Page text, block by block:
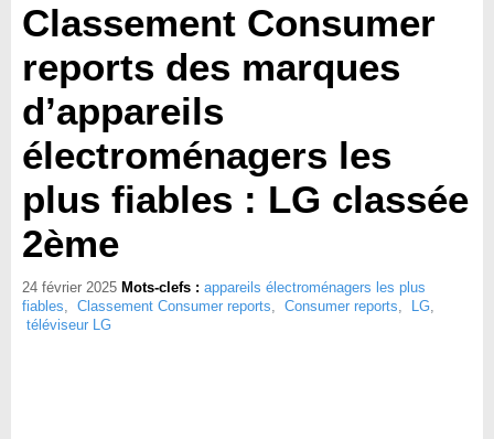
Classement Consumer
reports des marques
d’appareils
électroménagers les
plus fiables : LG classée
2ème
24 février 2025 Mots-clefs : appareils électroménagers les plus
fiables, Classement Consumer reports, Consumer reports, LG,
téléviseur LG